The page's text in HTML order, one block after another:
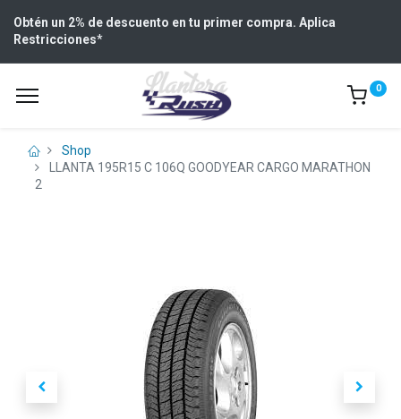
Obtén un 2% de descuento en tu primer compra. Aplica
Restricciones*
0
Shop
LLANTA 195R15 C 106Q GOODYEAR CARGO MARATHON
2